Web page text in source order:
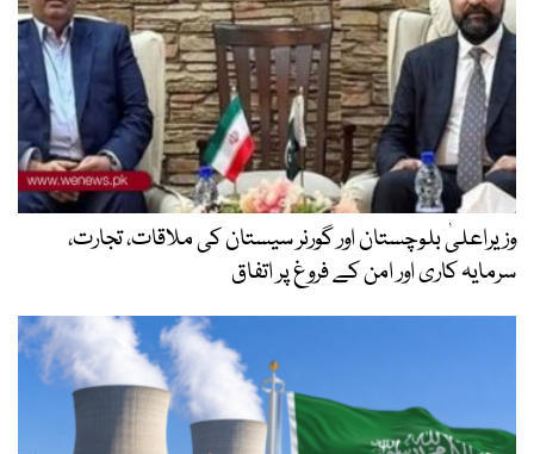
وزیراعلیٰ بلوچستان اور گورنر سیستان کی ملاقات، تجارت،
سرمایہ کاری اور امن کے فروغ پر اتفاق